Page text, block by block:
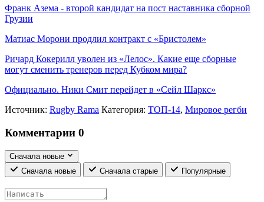
Франк Азема - второй кандидат на пост наставника сборной
Грузии
Матиас Морони продлил контракт с «Бристолем»
Ричард Кокерилл уволен из «Лелос». Какие еще сборные
могут сменить тренеров перед Кубком мира?
Официально. Ники Смит перейдет в «Сейл Шаркс»
Источник: Rugby Rama Категория: ТОП-14, Мировое регби
Комментарии 0
Сначала новые
Сначала новые
Сначала старые Популярные